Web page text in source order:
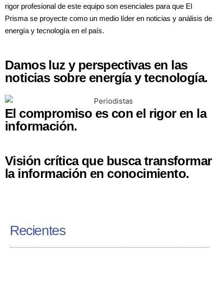
rigor profesional de este equipo son esenciales para que El
Prisma se proyecte como un medio líder en noticias y análisis de
energía y tecnología en el país.
Damos luz y perspectivas en las
noticias sobre energía y tecnología.
El compromiso es con el rigor en la
información.
Visión crítica que busca transformar
la información en conocimiento.
Recientes